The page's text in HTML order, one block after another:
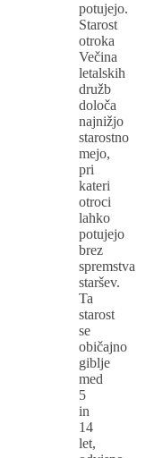
potujejo.
Starost
otroka
Večina
letalskih
družb
določa
najnižjo
starostno
mejo,
pri
kateri
otroci
lahko
potujejo
brez
spremstva
staršev.
Ta
starost
se
običajno
giblje
med
5
in
14
let,